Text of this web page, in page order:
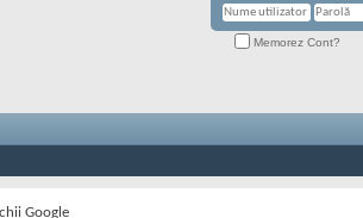
Memorez Cont?
Google